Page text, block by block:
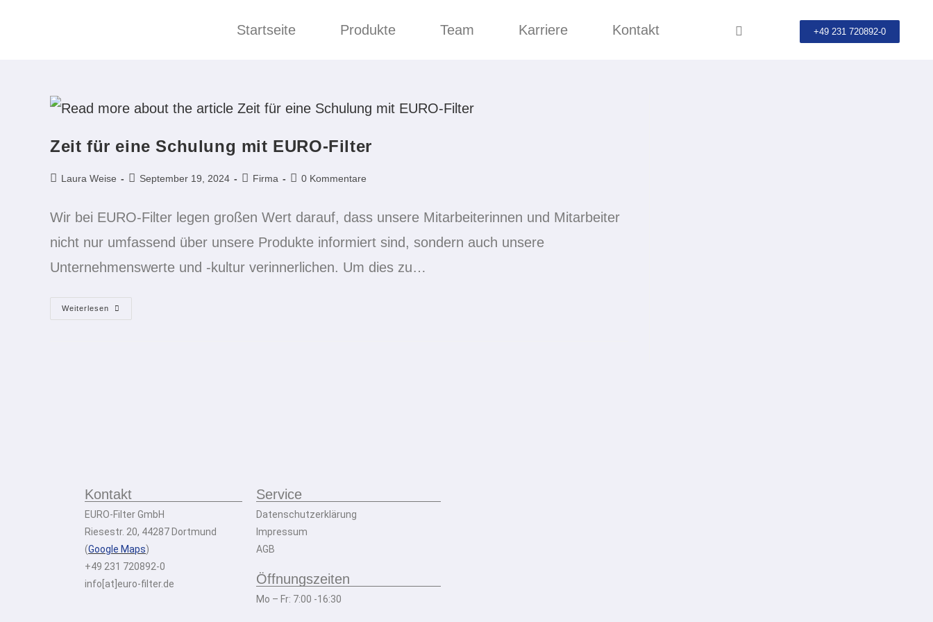
Startseite Produkte Team Karriere Kontakt +49 231 720892-0
Zeit für eine Schulung mit EURO-Filter
Laura Weise September 19, 2024 Firma 0 Kommentare
Wir bei EURO-Filter legen großen Wert darauf, dass unsere Mitarbeiterinnen und Mitarbeiter
nicht nur umfassend über unsere Produkte informiert sind, sondern auch unsere
Unternehmenswerte und -kultur verinnerlichen. Um dies zu…
Weiterlesen
Kontakt
EURO-Filter GmbH
Riesestr. 20, 44287 Dortmund
(Google Maps)
+49 231 720892-0
info[at]euro-filter.de
Service
Datenschutzerklärung
Impressum
AGB
Öffnungszeiten
Mo – Fr: 7:00 -16:30